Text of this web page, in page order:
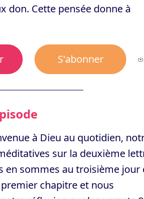
don. Cette pensée donne à
S'abonner
à Dieu au quotidien,
sur la deuxième
en sommes au troisième jour
chapitre et nous